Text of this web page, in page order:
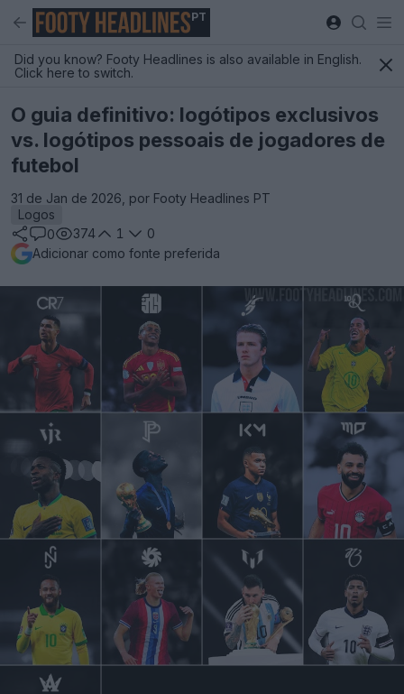
PT
Did you know? Footy Headlines is also available in English.
Click here to switch.
O guia definitivo: logótipos exclusivos
vs. logótipos pessoais de jogadores de
futebol
31 de Jan de 2026, por Footy Headlines PT
Logos
0
374 1
0
Adicionar como fonte preferida